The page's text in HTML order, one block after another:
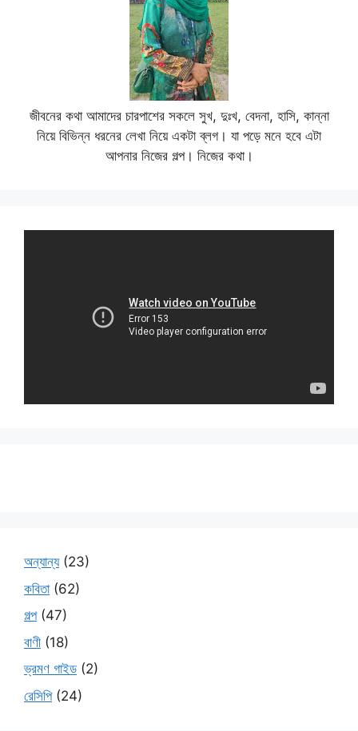
জীবনের কথা আমাদের চারপাশের সকলে সুখ, দুঃখ, বেদনা, হাসি, কান্না
নিয়ে বিভিন্ন ধরনের লেখা নিয়ে একটা ব্লগ। যা পড়ে মনে হবে এটা
আপনার নিজের গল্প। নিজের কথা।
অন্যান্য(23)
কবিতা(62)
গল্প(47)
বাণী (18)
ভ্রমণ গাইড (2)
রেসিপি(24)